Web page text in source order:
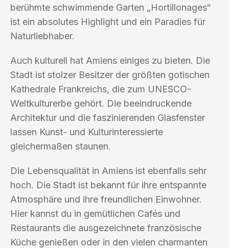
berühmte schwimmende Garten „Hortillonages“
ist ein absolutes Highlight und ein Paradies für
Naturliebhaber.
Auch kulturell hat Amiens einiges zu bieten. Die
Stadt ist stolzer Besitzer der größten gotischen
Kathedrale Frankreichs, die zum UNESCO-
Weltkulturerbe gehört. Die beeindruckende
Architektur und die faszinierenden Glasfenster
lassen Kunst- und Kulturinteressierte
gleichermaßen staunen.
Die Lebensqualität in Amiens ist ebenfalls sehr
hoch. Die Stadt ist bekannt für ihre entspannte
Atmosphäre und ihre freundlichen Einwohner.
Hier kannst du in gemütlichen Cafés und
Restaurants die ausgezeichnete französische
Küche genießen oder in den vielen charmanten